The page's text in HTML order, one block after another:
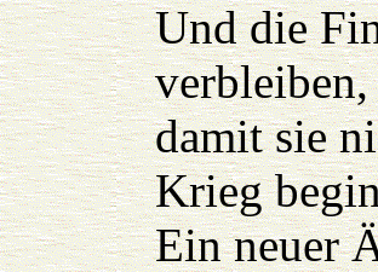
Und die
verbleiben,
damit sie
Krieg
Ein neuer